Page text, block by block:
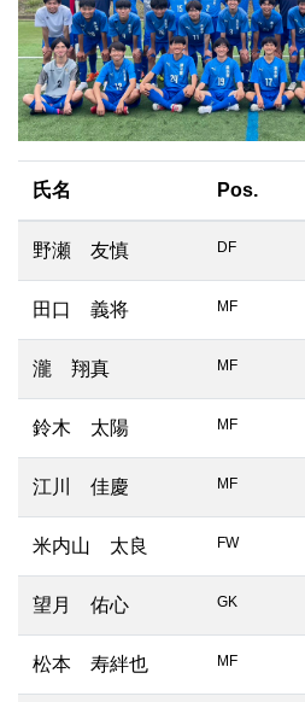
氏名 Pos.
野瀬 友慎 DF
田口 義将 MF
瀧 翔真 MF
鈴木 太陽 MF
江川 佳慶 MF
米内山 太良 FW
望月 佑心 GK
松本 寿絆也 MF